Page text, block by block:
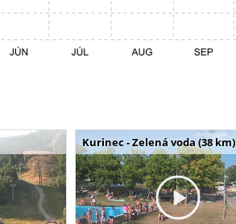
Kurinec - Zelená voda (38 km)